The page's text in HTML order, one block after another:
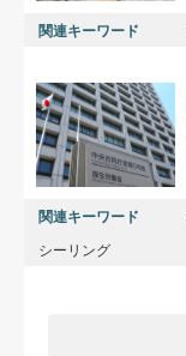
関連キーワード
関連キーワード
シーリング